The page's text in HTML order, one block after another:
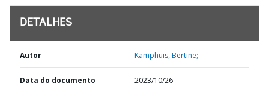
DETALHES
Autor Kamphuis, Bertine;
Data do documento 2023/10/26